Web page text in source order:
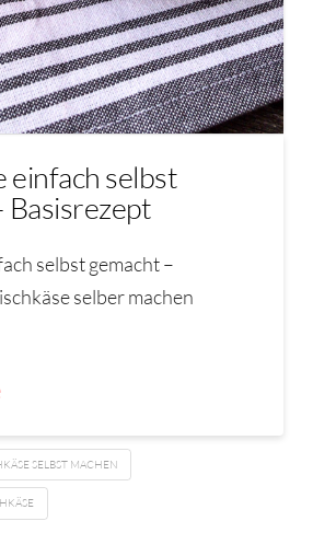
einfach selbst
Basisrezept
selbst gemacht –
selber machen
SELBST MACHEN